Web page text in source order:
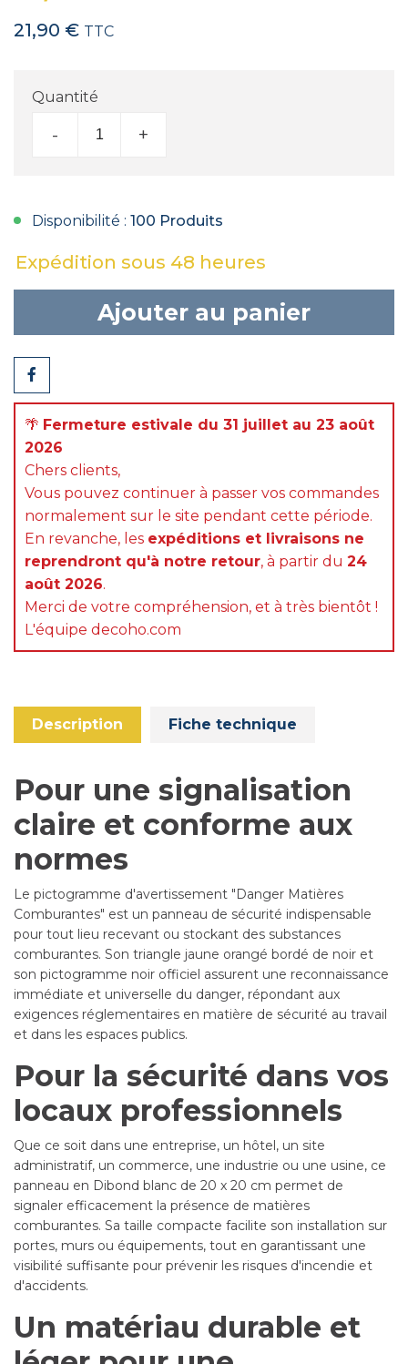
21,90 € TTC
Quantité
- +
Disponibilité : 100 Produits
Expédition sous 48 heures
Ajouter au panier
Partager
🌴 Fermeture estivale du 31 juillet au 23 août
2026
Chers clients,
Vous pouvez continuer à passer vos commandes
normalement sur le site pendant cette période.
En revanche, les expéditions et livraisons ne
reprendront qu'à notre retour, à partir du 24
août 2026.
Merci de votre compréhension, et à très bientôt !
L'équipe decoho.com
Description Fiche technique
Pour une signalisation
claire et conforme aux
normes
Le pictogramme d'avertissement "Danger Matières
Comburantes" est un panneau de sécurité indispensable
pour tout lieu recevant ou stockant des substances
comburantes. Son triangle jaune orangé bordé de noir et
son pictogramme noir officiel assurent une reconnaissance
immédiate et universelle du danger, répondant aux
exigences réglementaires en matière de sécurité au travail
et dans les espaces publics.
Pour la sécurité dans vos
locaux professionnels
Que ce soit dans une entreprise, un hôtel, un site
administratif, un commerce, une industrie ou une usine, ce
panneau en Dibond blanc de 20 x 20 cm permet de
signaler efficacement la présence de matières
comburantes. Sa taille compacte facilite son installation sur
portes, murs ou équipements, tout en garantissant une
visibilité suffisante pour prévenir les risques d'incendie et
d'accidents.
Un matériau durable et